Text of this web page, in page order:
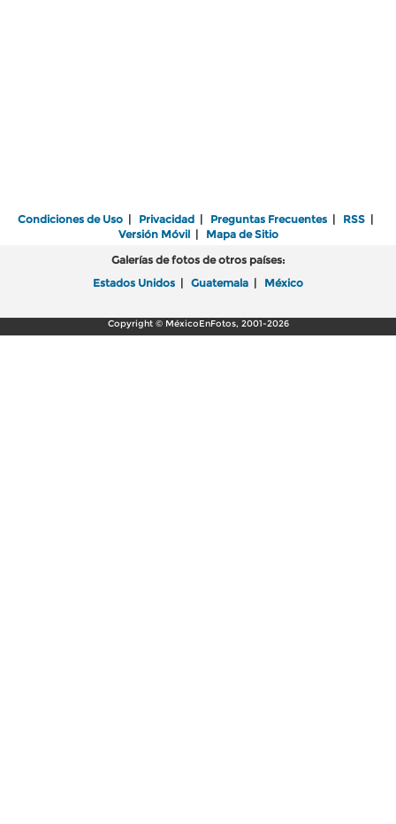
Condiciones de Uso | Privacidad | Preguntas Frecuentes | RSS |
Versión Móvil| Mapa de Sitio
Galerías de fotos de otros países:
Estados Unidos | Guatemala | México
Copyright © MéxicoEnFotos, 2001-2026